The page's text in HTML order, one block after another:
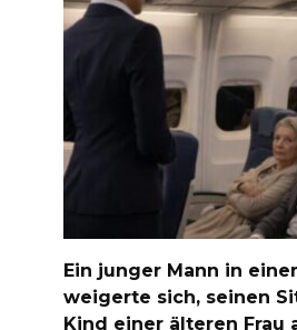
Ein junger Mann in
weigerte sich, seinen
Kind einer älteren Frau